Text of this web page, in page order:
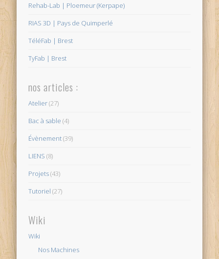
Rehab-Lab | Ploemeur (Kerpape)
RIAS 3D | Pays de Quimperlé
TéléFab | Brest
TyFab | Brest
nos articles :
Atelier(27)
Bac à sable (4)
Évènement(39)
LIENS (8)
Projets(43)
Tutoriel (27)
Wiki
Wiki
Nos Machines